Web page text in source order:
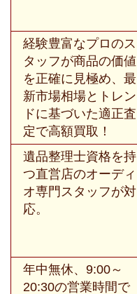
経験豊富なプロのス
タッフが商品の価値
を正確に見極め、最
新市場相場とトレン
ドに基づいた適正査
定で高額買取！
遺品整理士資格を持
つ直営店のオーディ
オ専門スタッフが対
応。
年中無休、9:00～
20:30の営業時間で